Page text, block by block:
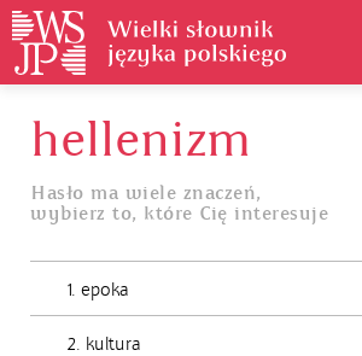
Historia słownika
Jak korzystać
hellenizm
Hasło ma wiele znaczeń,
wybierz to, które Cię interesuje
1. epoka
2. kultura